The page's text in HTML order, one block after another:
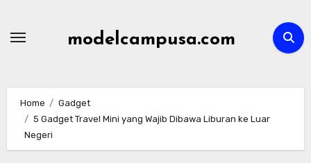
modelcampusa.com
Home
Gadget
5 Gadget Travel Mini yang Wajib Dibawa Liburan ke Luar
Negeri